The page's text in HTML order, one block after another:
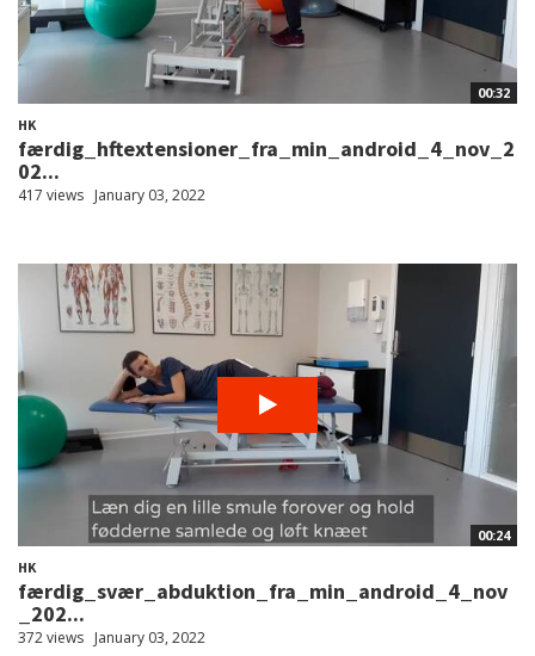
00:32
HK
færdig_hftextensioner_fra_min_android_4_nov_2
02...
417 views January 03, 2022
00:24
HK
færdig_svær_abduktion_fra_min_android_4_nov
_202...
372 views January 03, 2022